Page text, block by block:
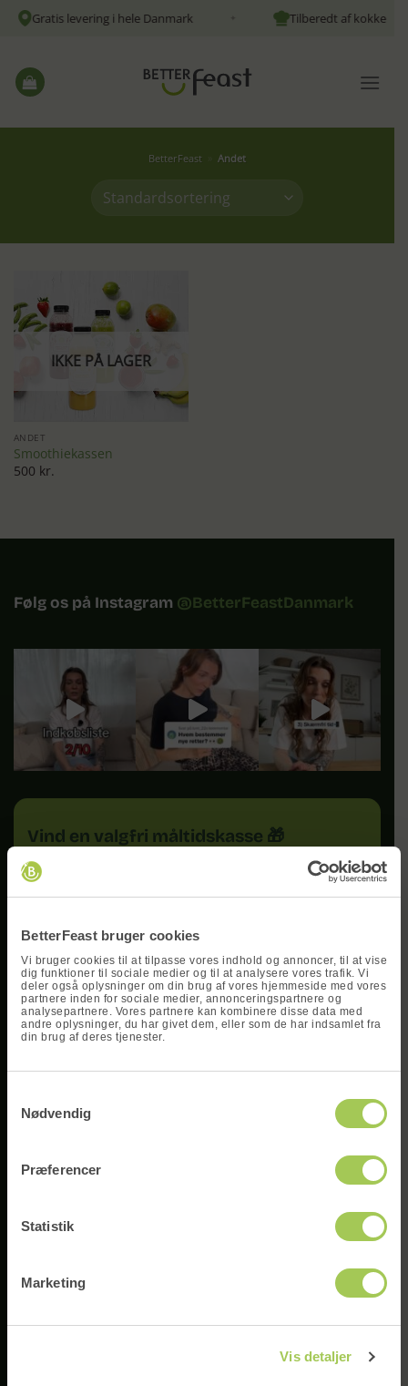
BetterFeast bruger cookies
Vi bruger cookies til at tilpasse vores indhold og annoncer, til at vise
dig funktioner til sociale medier og til at analysere vores trafik. Vi
deler også oplysninger om din brug af vores hjemmeside med vores
partnere inden for sociale medier, annonceringspartnere og
analysepartnere. Vores partnere kan kombinere disse data med
andre oplysninger, du har givet dem, eller som de har indsamlet fra
din brug af deres tjenester.
Nødvendig
Præferencer
Statistik
Marketing
Vis detaljer
FortsætGratis levering i hele Danmark Tilberedt af kokke
BetterFeast Andet
IKKE PÅ LAGER
ANDET
Smoothiekassen
500 kr.
Følg os på Instagram @BetterFeastDanmark
Vind en valgfri måltidskasse 🎁
Tilmeld dig vores nyhedsbrev og vær med i
Færdigtilberedt aftensmad, lavet af kokke på Djursland.
Vind en
vores konkurrence om at vinde en gratis
x